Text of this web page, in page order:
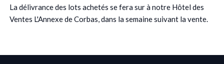
La délivrance des lots achetés se fera sur à notre Hôtel des
Ventes L'Annexe de Corbas, dans la semaine suivant la vente.